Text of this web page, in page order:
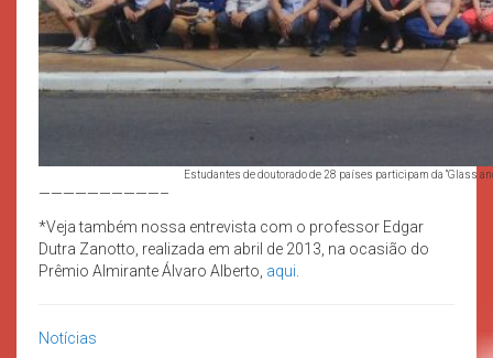
Estudantes de doutorado de 28 países participam da “Glass
——————————–
*Veja também nossa entrevista com o professor Edgar
Dutra Zanotto, realizada em abril de 2013, na ocasião do
Prêmio Almirante Álvaro Alberto, aqui
Notícias